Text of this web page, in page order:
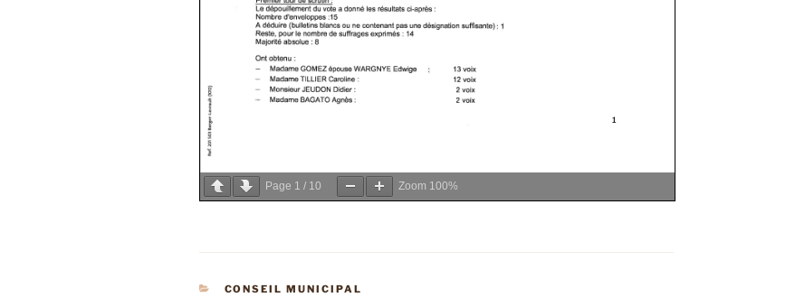
Page 1 / 10 Zoom 100%
CATÉGORIES
CONSEIL MUNICIPAL